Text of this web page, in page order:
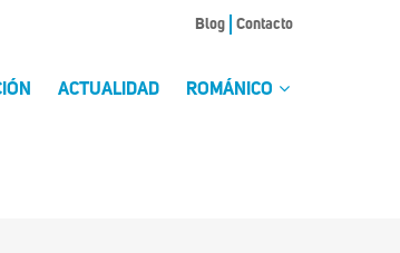
Blog Contacto
ACTUALIDAD ROMÁNICO